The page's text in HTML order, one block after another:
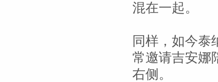
混在一起。
同样，如今泰
常邀请吉安娜
右侧。